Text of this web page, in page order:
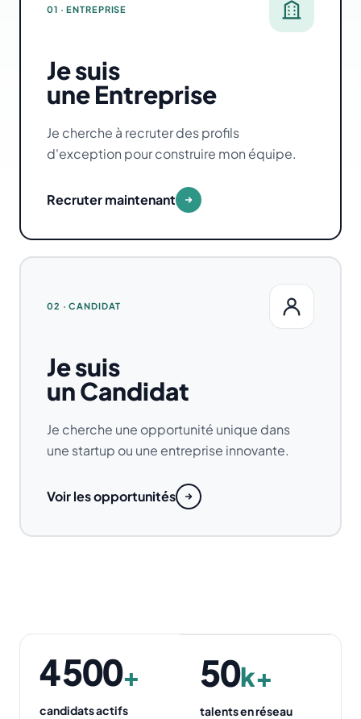
01 · ENTREPRISE
Je suis
une Entreprise
Je cherche à recruter des profils
d'exception pour construire mon équipe.
Recruter maintenant
02 · CANDIDAT
Je suis
un Candidat
Je cherche une opportunité unique dans
une startup ou une entreprise innovante.
Voir les opportunités
4 500+
candidats actifs
50k+
talents en réseau